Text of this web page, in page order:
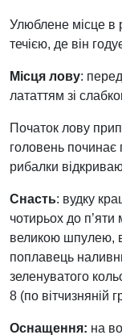
Улюблене місце в
течією, де він
Місця лову:
лататтям зі
Початок лову
головень починає
рибалки
Снасть: вудку
чотирьох до п’яти
великою шпулею,
поплавець
зеленуватого
8 (по вітчизняній
Оснащення: на